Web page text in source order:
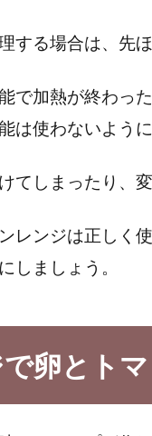
する場合は、先
で加熱が終わっ
は使わないように
てしまったり、
レンジは正しく
しましょう。
卵とト